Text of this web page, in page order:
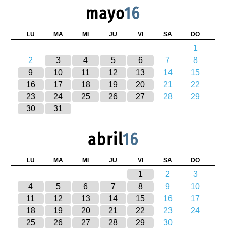
mayo16
LU MA MI JU VI SA DO
1
2
3 4 5 6 7
8
9
10 11 12 13 14
15
16
17 18 19 20 21
22
23
24 25 26 27 28
29
30
31
abril16
LU MA MI JU VI SA DO
1 2
3
4
5 6 7 8 9
10
11
12 13 14 15 16
17
18
19 20 21 22 23
24
25
26 27 28 29 30